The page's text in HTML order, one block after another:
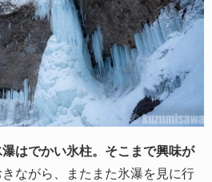
瀑はでかい氷柱。そこまで興味が
きながら、またまた氷瀑を見に行